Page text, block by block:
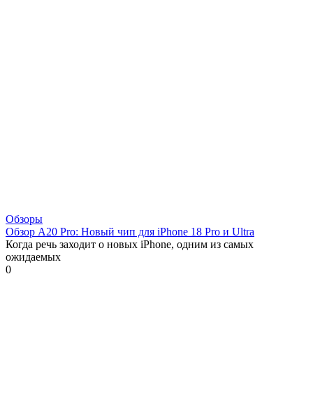
Обзоры
Обзор A20 Pro: Новый чип для iPhone 18 Pro и Ultra
Когда речь заходит о новых iPhone, одним из самых
ожидаемых
0